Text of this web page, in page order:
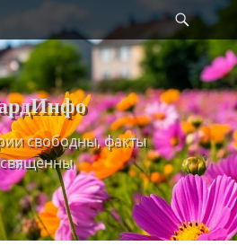
свободны, факты
священны